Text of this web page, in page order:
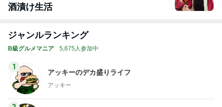
酒漬け生活
ジャンルランキング
B級グルメマニア 5,675人参加中
1
アッキーのデカ盛りライフ
アッキー